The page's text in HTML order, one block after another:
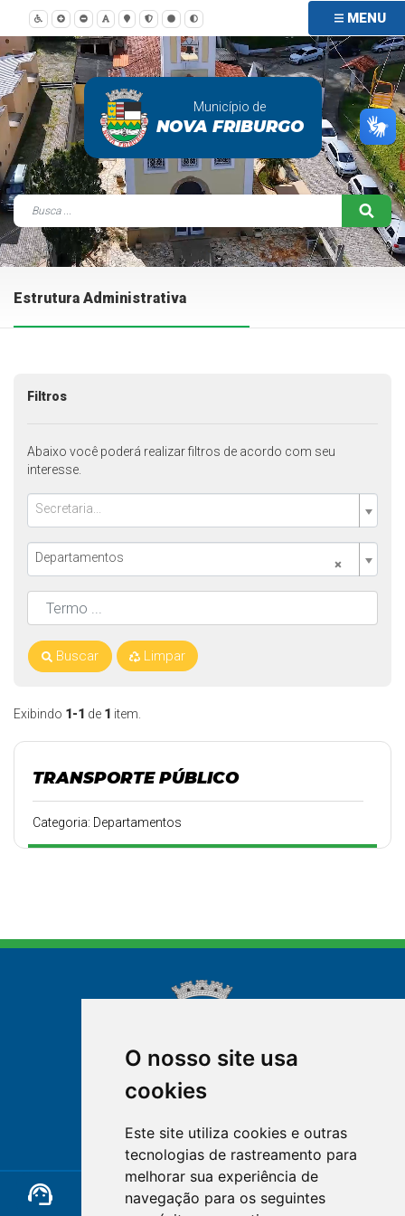
O nosso site usa
cookies
Este site utiliza cookies e outras
tecnologias de rastreamento para
melhorar sua experiência de
navegação para os seguintes
MENU
Município de
NOVA FRIBURGO
Estrutura Administrativa
Exibindo 1-1 de 1 item.
TRANSPORTE PÚBLICO
Categoria: Departamentos
Filtros
Abaixo você poderá realizar filtros de acordo com seu
interesse.
Secretaria...
×
Departamentos
Buscar Limpar
NOVA FRIBURGO
RIO DE JANEIRO
support_agent mail